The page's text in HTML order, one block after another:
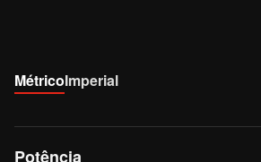
MétricoImperial
Potência